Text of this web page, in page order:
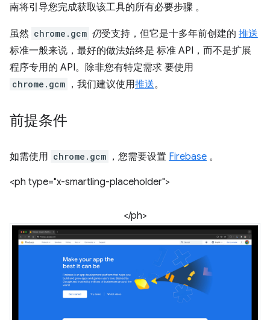
南将引导您完成获取该工具的所有必要步骤 。
虽然 chrome.gcm 仍受支持，但它是十多年前创建的 推送
标准一般来说，最好的做法始终是 标准 API，而不是扩展
程序专用的 API。除非您有特定需求 要使用
chrome.gcm ，我们建议使用推送。
前提条件
如需使用 chrome.gcm ，您需要设置 Firebase 。
<ph type="x-smartling-placeholder">
</ph>